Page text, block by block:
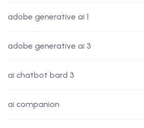
adobe generative ai 1
adobe generative ai 3
ai chatbot bard 3
ai companion